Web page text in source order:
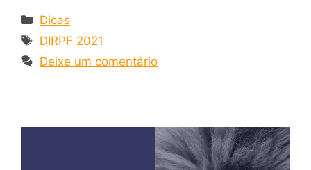
Dicas
DIRPF 2021
Deixe um comentário